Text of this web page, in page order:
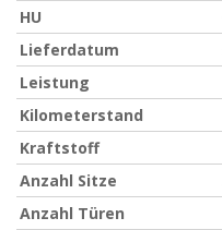
HU
Lieferdatum
Leistung
Kilometerstand
Kraftstoff
Anzahl Sitze
Anzahl Türen